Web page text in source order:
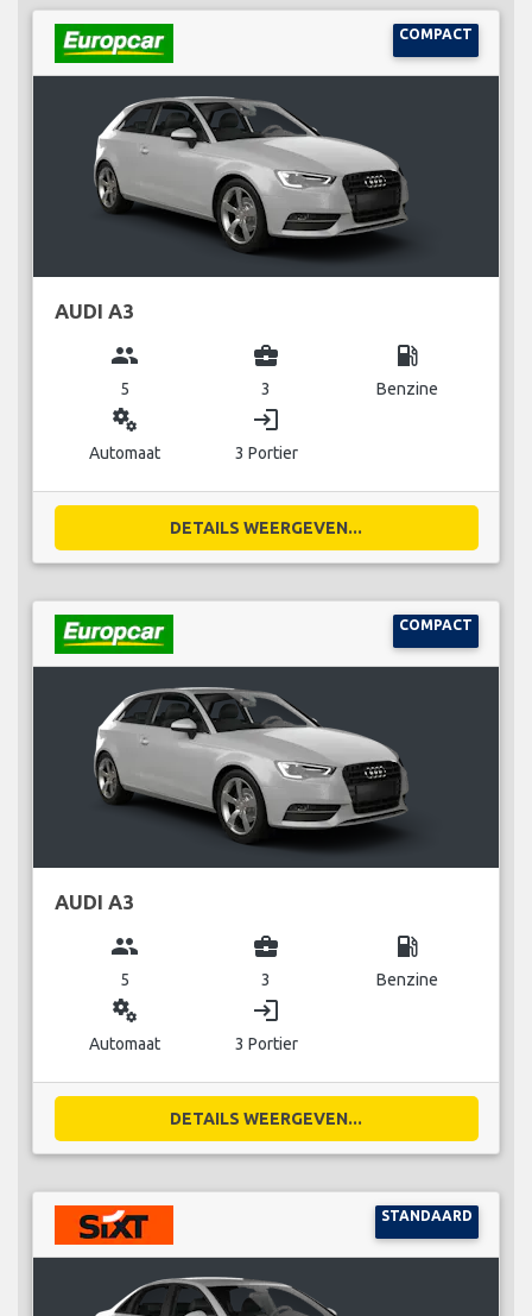
COMPACT
AUDI A3
group
5
business_center
3
local_gas_station
Benzine
miscellaneous_services
Automaat
login
3 Portier
DETAILS WEERGEVEN...
COMPACT
AUDI A3
group
5
business_center
3
local_gas_station
Benzine
miscellaneous_services
Automaat
login
3 Portier
DETAILS WEERGEVEN...
STANDAARD